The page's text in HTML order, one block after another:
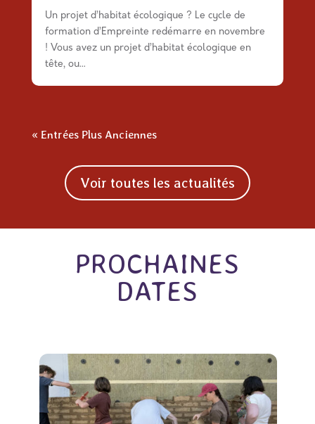
Un projet d’habitat écologique ? Le cycle de
formation d’Empreinte redémarre en novembre
! Vous avez un projet d’habitat écologique en
tête, ou...
« Entrées Plus Anciennes
Voir toutes les actualités
PROCHAINES
DATES